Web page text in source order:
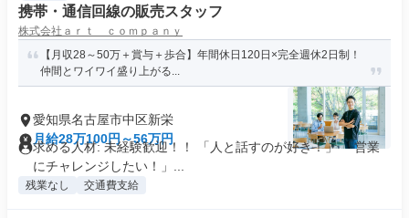
携帯・通信回線の販売スタッフ
株式会社ａｒｔ ｃｏｍｐａｎｙ
【月収28～50万＋賞与＋歩合】年間休日120日×完全週休2日制！
仲間とワイワイ盛り上がる...
愛知県名古屋市中区新栄
月給28万100円～56万円
求める人材: 未経験歓迎！！ 「人と話すのが好き！」 「営業
にチャレンジしたい！」...
残業なし 交通費支給